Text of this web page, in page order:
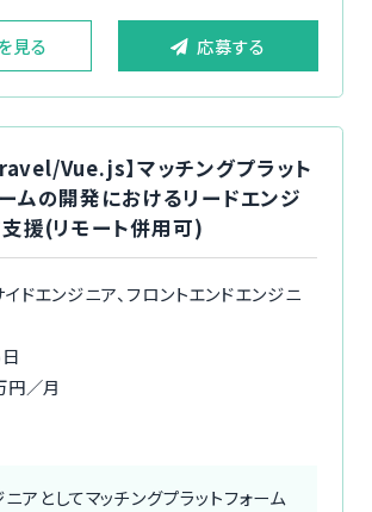
見る 応募する
Vue.js】マッチングプラット
ムの開発におけるリードエンジ
援(リモート併用可)
ドエンジニア、フロントエンドエンジニ
円／月
ニアとしてマッチングプラットフォーム